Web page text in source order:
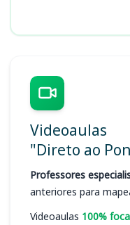
Videoaulas
"Direto ao
Professores
anteriores para
Videoaulas 100%